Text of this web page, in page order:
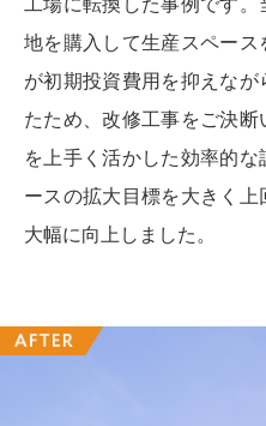
地を購入して生産スペー
が初期投資費用を抑えな
たため、改修工事をご決
を上手く活かした効率的
ースの拡大目標を大きく
大幅に向上しました。